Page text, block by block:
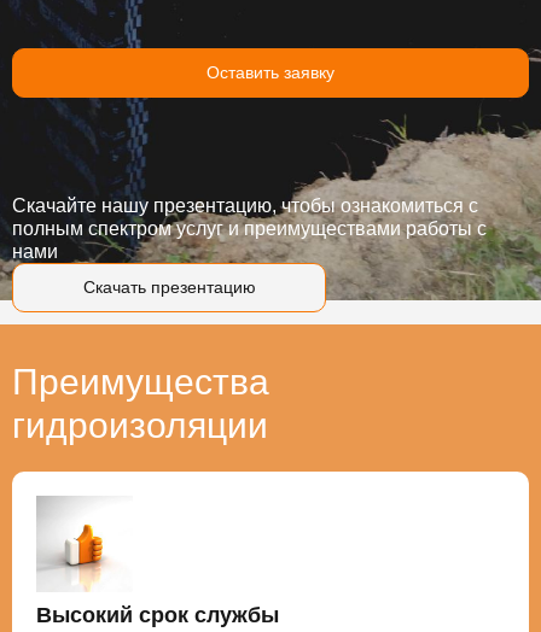
Оставить заявку
Скачать презентацию
Скачайте нашу презентацию, чтобы ознакомиться с
полным спектром услуг и преимуществами работы с
нами
Преимущества
гидроизоляции
Высокий срок службы